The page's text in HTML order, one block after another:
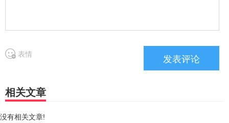
表情
相关文章
没有相关文章!